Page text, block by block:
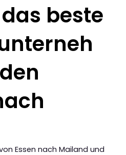
beste
Essen nach Mailand und